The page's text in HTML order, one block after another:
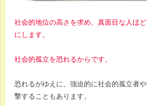
社会的地位の高さを求め、真面目な人ほ
にします。
社会的孤立を恐れるからです。
恐れるがゆえに、強迫的に社会的孤立者
撃することもあります。